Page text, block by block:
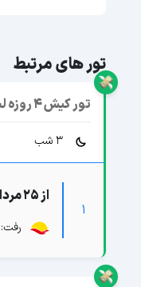
تور های مرتبط
تور کیش 4 روزه لحظه آخری
1
از 25 مرداد تا 28 مرداد